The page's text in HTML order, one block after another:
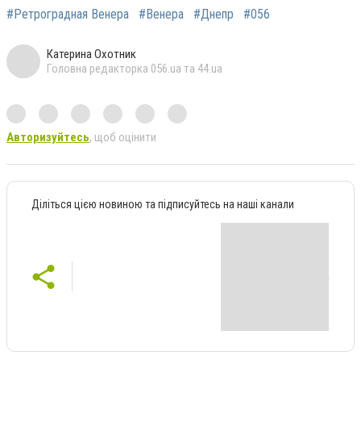
#Ретроградная Венера #Венера #Днепр #056
Катерина Охотник
Головна редакторка 056.ua та 44.ua
Авторизуйтесь, щоб оцінити
Діліться цією новиною та підписуйтесь на наші канали